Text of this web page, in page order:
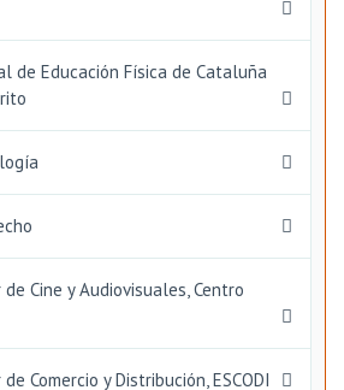
de Educación Física de Cataluña
Cine y Audiovisuales, Centro
Comercio y Distribución, ESCODI